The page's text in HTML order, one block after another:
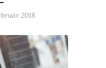
2018